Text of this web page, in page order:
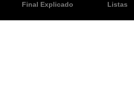
Final Explicado Listas